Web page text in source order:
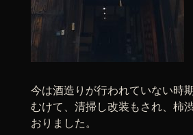
今は酒造りが行われていない時
むけて、清掃し改装もされ、柿
おりました。